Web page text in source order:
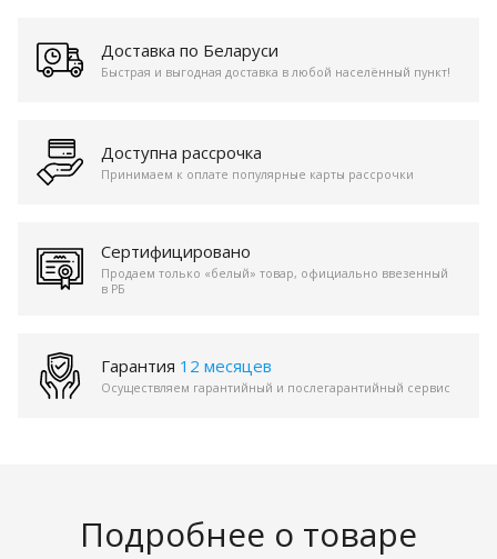
Доставка по Беларуси
Быстрая и выгодная доставка в любой населённый пункт!
Доступна рассрочка
Принимаем к оплате популярные карты рассрочки
Сертифицировано
Продаем только «белый» товар, официально ввезенный
в РБ
Гарантия 12 месяцев
Осуществляем гарантийный и послегарантийный сервис
Подробнее о товаре